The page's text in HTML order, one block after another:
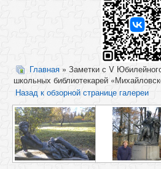
Главная » Заметки с V
школьных библиотекарей
Назад к обзорной странице галереи